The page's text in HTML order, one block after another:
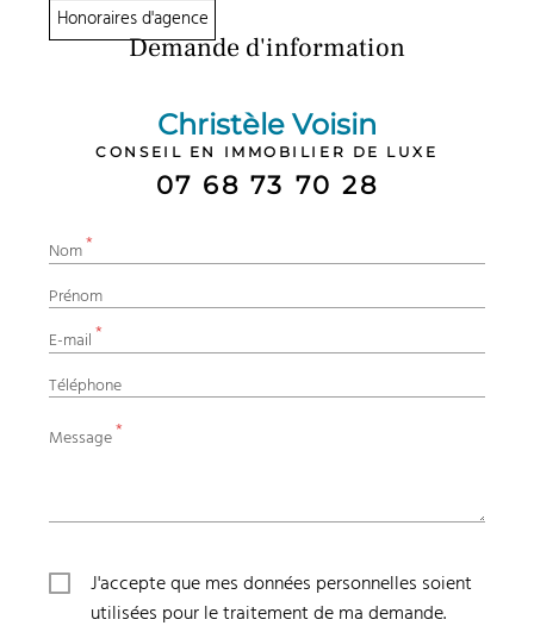
Honoraires d'agence
Demande d'information
Christèle Voisin
CONSEIL EN IMMOBILIER DE LUXE
07 68 73 70 28
Nom*
Prénom
E-mail *
Téléphone
Message*
J'accepte que mes données personnelles soient
utilisées pour le traitement de ma demande.